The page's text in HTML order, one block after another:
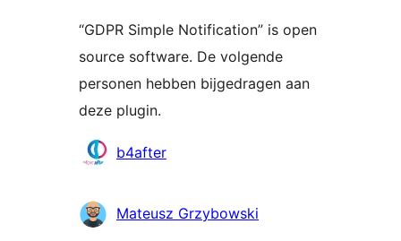
“GDPR Simple Notification” is open
source software. De volgende
personen hebben bijgedragen aan
deze plugin.
Bijdragers
b4after
Mateusz Grzybowski